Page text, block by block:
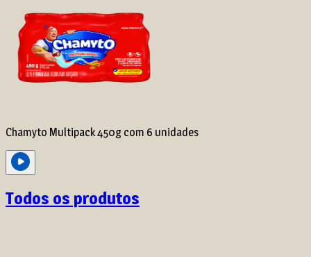
Chamyto Multipack 450g com 6 unidades
Todos os produtos